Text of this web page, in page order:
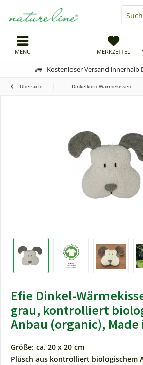
Kostenloser Versand innerhalb
MENÜ MERKZETTEL
Übersicht Dinkelkorn-Wärmekissen
Efie Dinkel-
grau, kontrolliert
Anbau (organic),
Größe: ca. 20 x 20 cm
Plüsch aus kontrolliert biologischem